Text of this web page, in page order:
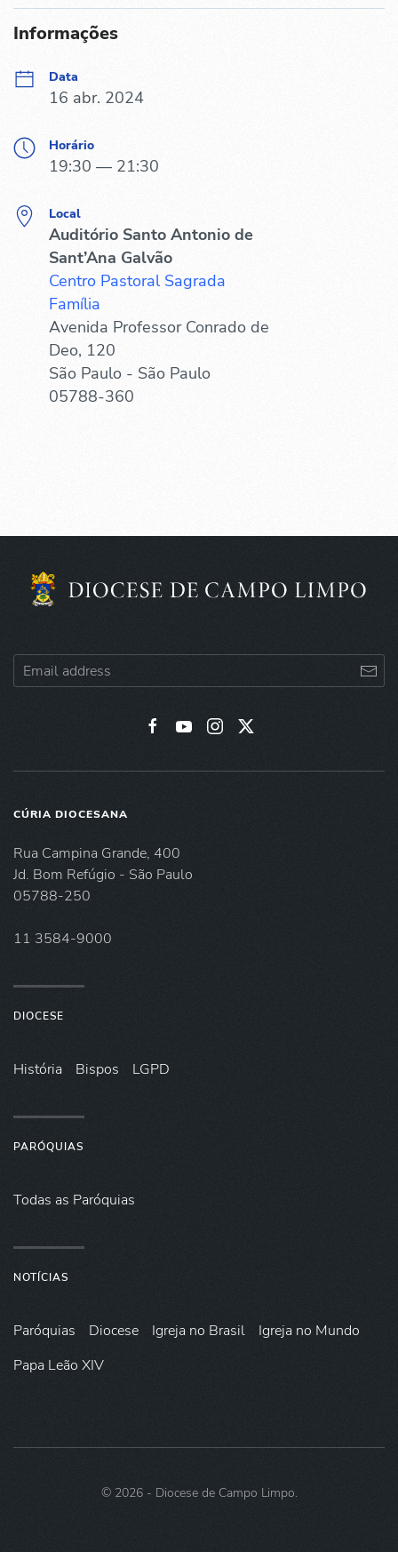
Informações
Data
16 abr. 2024
Horário
19:30 — 21:30
Local
Auditório Santo Antonio de
Sant’Ana Galvão
Centro Pastoral Sagrada
Família
Avenida Professor Conrado de
Deo, 120
São Paulo - São Paulo
05788-360
CÚRIA DIOCESANA
Rua Campina Grande, 400
Jd. Bom Refúgio - São Paulo
05788-250
11 3584-9000
DIOCESE
História Bispos LGPD
PARÓQUIAS
Todas as Paróquias
NOTÍCIAS
Paróquias Diocese Igreja no Brasil
Igreja no Mundo
Papa Leão XIV
© 2026- Diocese de Campo Limpo.